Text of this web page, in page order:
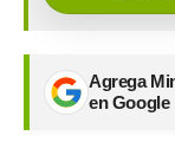
Agrega
en Google